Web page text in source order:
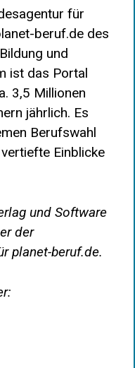
für
beruf.de des
und
ist das Portal
3,5 Millionen
jährlich. Es
Berufswahl
Einblicke
und Software
der
planet-beruf.de.